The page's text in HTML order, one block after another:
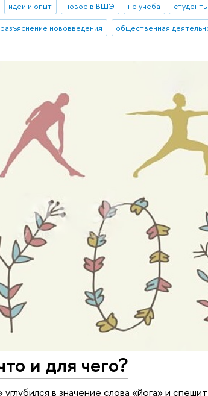
идеи и опыт новое в ВШЭ не учеба студенты
разъяснение нововведения общественная
и для чего?
углубился в значение слова «йога» и